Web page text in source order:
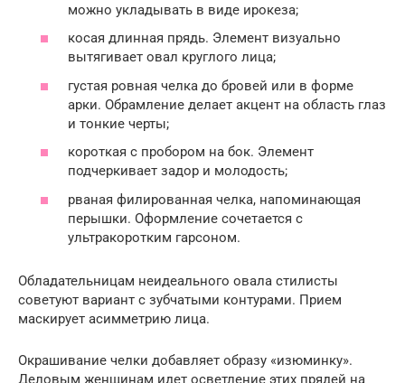
можно укладывать в виде ирокеза;
косая длинная прядь. Элемент визуально
вытягивает овал круглого лица;
густая ровная челка до бровей или в форме
арки. Обрамление делает акцент на область глаз
и тонкие черты;
короткая с пробором на бок. Элемент
подчеркивает задор и молодость;
рваная филированная челка, напоминающая
перышки. Оформление сочетается с
ультракоротким гарсоном.
Обладательницам неидеального овала стилисты
советуют вариант с зубчатыми контурами. Прием
маскирует асимметрию лица.
Окрашивание челки добавляет образу «изюминку».
Деловым женщинам идет осветление этих прядей на